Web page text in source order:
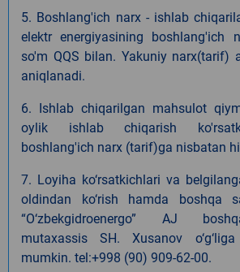
5. Boshlang'ich narx - ishlab
elektr energiyasining boshlang'ich
so'm QQS bilan. Yakuniy narx(tarif)
aniqlanadi.
6. Ishlab chiqarilgan mahsulot
oylik ishlab chiqarish
boshlang'ich narx (tarif)ga nisbatan
7. Loyiha ko‘rsatkichlari va
oldindan ko‘rish hamda boshqa
“O‘zbekgidroenergo” AJ
mutaxassis SH. Xusanov
mumkin. tel:+998 (90) 909-62-00.